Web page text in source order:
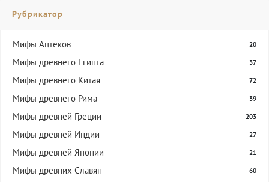
Рубрикатор
Мифы Ацтеков 20
Мифы древнего Египта 37
Мифы древнего Китая 72
Мифы древнего Рима 39
Мифы древней Греции 203
Мифы древней Индии 27
Мифы древней Японии 21
Мифы древних Славян 60